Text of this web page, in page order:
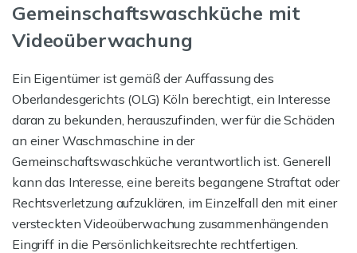
Gemeinschaftswaschküche mit
Videoüberwachung
Ein Eigentümer ist gemäß der Auffassung des
Oberlandesgerichts (OLG) Köln berechtigt, ein Interesse
daran zu bekunden, herauszufinden, wer für die Schäden
an einer Waschmaschine in der
Gemeinschaftswaschküche verantwortlich ist. Generell
kann das Interesse, eine bereits begangene Straftat oder
Rechtsverletzung aufzuklären, im Einzelfall den mit einer
versteckten Videoüberwachung zusammenhängenden
Eingriff in die Persönlichkeitsrechte rechtfertigen.